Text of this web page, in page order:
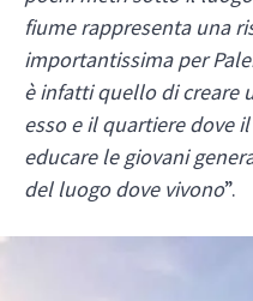
fiume rappresenta una
importantissima per
è infatti quello di creare
esso e il quartiere dove
educare le giovani
del luogo dove vivono”.